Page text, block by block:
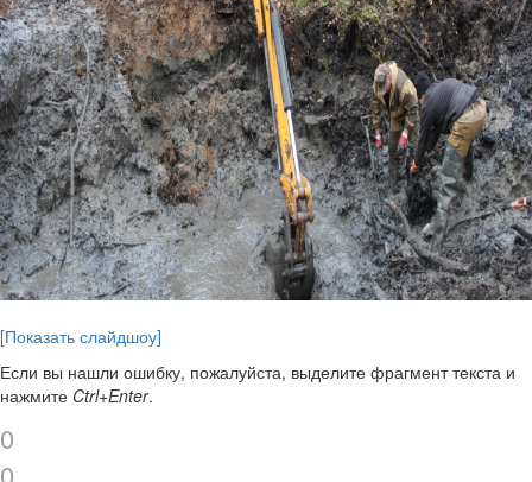
[Показать слайдшоу]
Если вы нашли ошибку, пожалуйста, выделите фрагмент текста и
нажмите Ctrl+Enter.
0
0